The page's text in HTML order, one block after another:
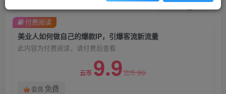
美业人如何做自己的爆款IP，引爆客流新流量
此内容为付费阅读，请付费后查看
云币 9.9云币99
会员 免费
付费阅读